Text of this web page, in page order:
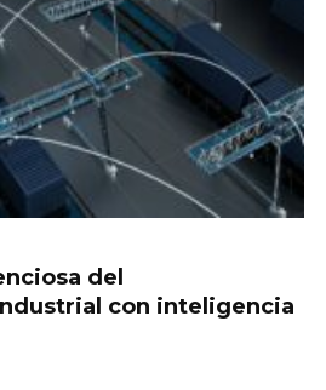
del
con inteligencia